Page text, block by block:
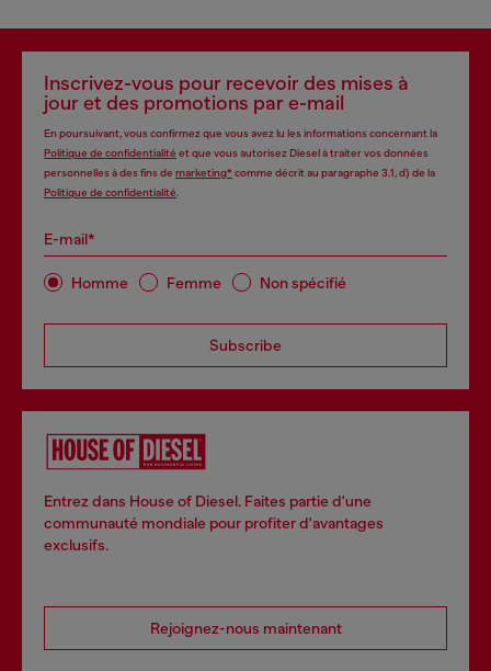
Inscrivez-vous pour recevoir des mises à
jour et des promotions par e-mail
En poursuivant, vous confirmez que vous avez lu les informations concernant la
Politique de confidentialité et que vous autorisez Diesel à traiter vos données
personnelles à des fins de marketing*comme décrit au paragraphe 3.1, d) de la
Politique de confidentialité
E-mail*
Homme Femme Non spécifié
Subscribe
Entrez dans House of Diesel. Faites partie d'une
communauté mondiale pour profiter d'avantages
exclusifs.
Rejoignez-nous maintenant